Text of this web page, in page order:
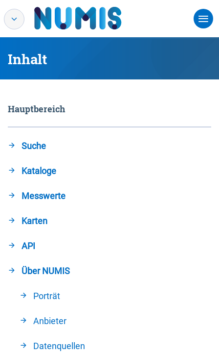
Inhalt
Hauptbereich
Suche
Kataloge
Messwerte
Karten
API
Über NUMIS
Porträt
Anbieter
Datenquellen